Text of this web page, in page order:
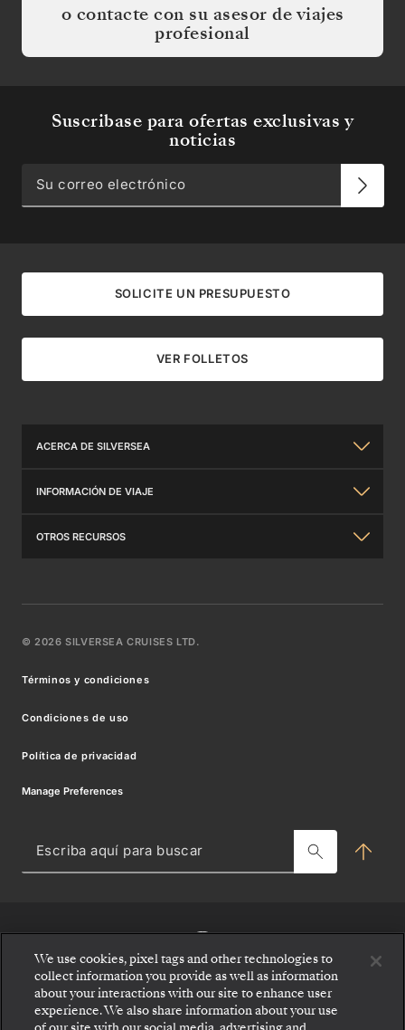
o contacte con su asesor de viajes
profesional
Suscribase para ofertas exclusivas y
noticias
SOLICITE UN PRESUPUESTO
VER FOLLETOS
ACERCA DE SILVERSEA
Sobre nosotros
Premios Internacionales
Nuestros Socios En El Lujo
Carreras de Silversea
Notas de Prensa
Modern Slavery Statement
Suscríbase para recibir ofertas
INFORMACIÓN DE VIAJE
Información General
Requisitos De Viaje
Paquetes Con Wi-fi
Preguntas Frecuentes
Qué llevar en la maleta
Silver Shore Baggage Valet
OTROS RECURSOS
Viajes Charter & de Incentivos
©2026 SILVERSEA CRUISES LTD.
Términos y condiciones
Condiciones de uso
Política de privacidad
Manage Preferences
Regístrese
para
estar
al
de
las
novedades
Sea
We use cookies, pixel tags and other technologies to
collect information you provide as well as information
about your interactions with our site to enhance user
experience. We also share information about your use